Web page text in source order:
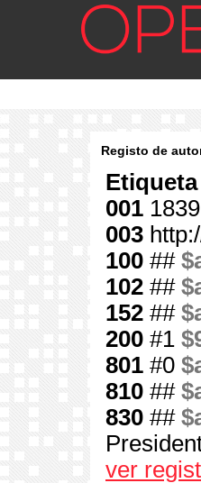
Registo de
001
003
100 ##
102 ##
152 ##
200 #1
801 #0
810 ##
830 ##
ver